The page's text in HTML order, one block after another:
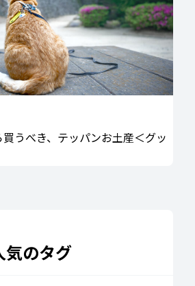
うべき、テッパンお土産＜グッ
気のタグ